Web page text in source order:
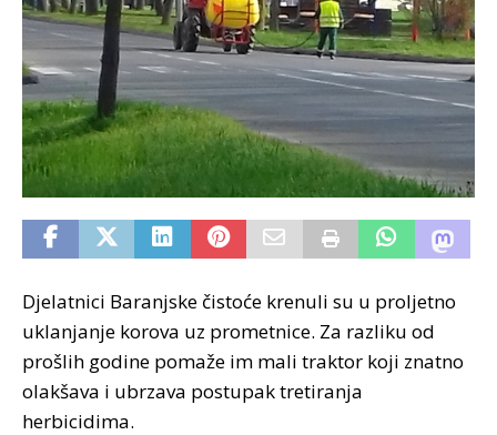
Djelatnici Baranjske čistoće krenuli su u proljetno
uklanjanje korova uz prometnice. Za razliku od
prošlih godine pomaže im mali traktor koji znatno
olakšava i ubrzava postupak tretiranja
herbicidima.